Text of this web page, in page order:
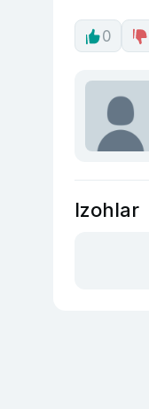
0
Izohlar